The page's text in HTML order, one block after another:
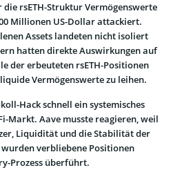
rsETH-Struktur Vermögenswerte
Millionen US-Dollar attackiert.
Assets landeten nicht isoliert
hatten direkte Auswirkungen auf
der erbeuteten rsETH-Positionen
Vermögenswerte zu leihen.
Hack schnell ein systemisches
Markt. Aave musste reagieren, weil
Liquidität und die Stabilität der
verbliebene Positionen
Prozess überführt.